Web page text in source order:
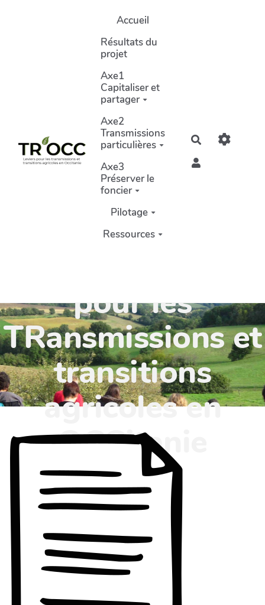
Aller au contenu principalAccueil
Résultats du
projet
Axe1
Capitaliser et
partager
Axe2
Transmissions
particulières
Axe3
Préserver le
foncier
Pilotage
Ressources
Rechercher
pour les
TRansmissions et
transitions
agricoles en
OCCitanie